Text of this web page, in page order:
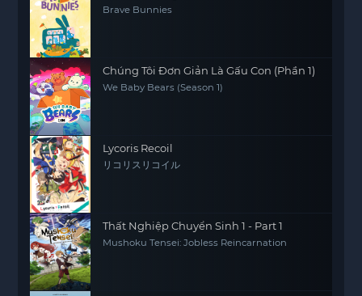
Brave Bunnies
Chúng Tôi Đơn Giản Là Gấu Con (Phần 1)
We Baby Bears (Season 1)
Lycoris Recoil
リコリスリコイル
Thất Nghiệp Chuyển Sinh 1 - Part 1
Mushoku Tensei: Jobless Reincarnation